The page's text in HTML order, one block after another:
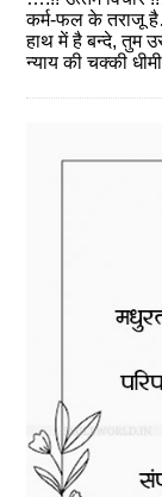
कर्म-फल के तराजू
हाथ में है बन्‍दे, तुम
न्‍याय की चक्‍की